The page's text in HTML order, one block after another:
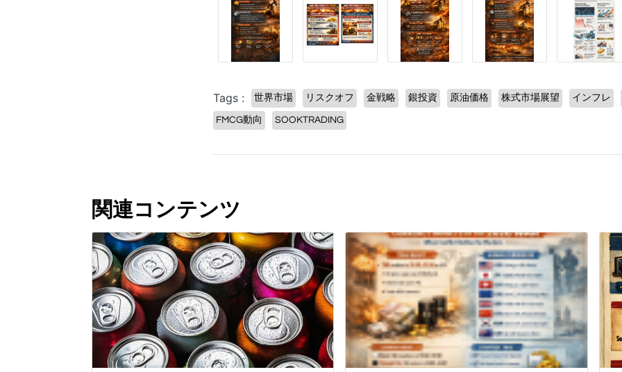
Tags : 世界市場 リスクオフ 金戦略 銀投資 原油価格 株式市場展望 インフレ
FMCG動向 SOOKTRADING
関連コンテンツ